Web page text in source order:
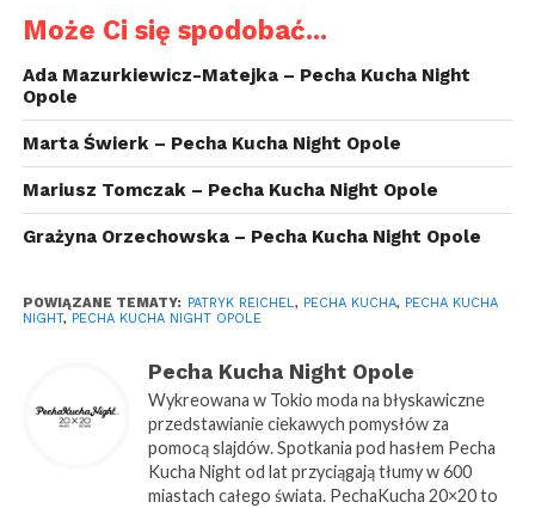
Opole w
W12 – miejsce Twoich spotkań w Opolu
Więcej informacji tutaj:Pecha Kucha Night Opole
vol.7
Może Ci się spodobać...
Ada Mazurkiewicz-Matejka – Pecha Kucha Night
Opole
Marta Świerk – Pecha Kucha Night Opole
Mariusz Tomczak – Pecha Kucha Night Opole
Grażyna Orzechowska – Pecha Kucha Night Opole
POWIĄZANE TEMATY: PATRYK REICHEL, PECHA KUCHA, PECHA KUCHA
NIGHT, PECHA KUCHA NIGHT OPOLE
Pecha Kucha Night Opole
Wykreowana w Tokio moda na błyskawiczne
przedstawianie ciekawych pomysłów za
pomocą slajdów. Spotkania pod hasłem Pecha
Kucha Night od lat przyciągają tłumy w 600
miastach całego świata. PechaKucha 20×20 to